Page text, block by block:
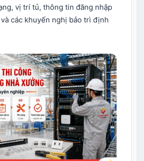
vị trí tủ, thông tin đăng nhập
các khuyến nghị bảo trì định